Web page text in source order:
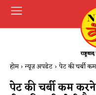
होम न्यूज़ अपडेट पेट की चर्बी
पेट की चर्बी कम